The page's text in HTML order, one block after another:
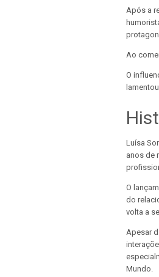
Após a
Ao
O
Luísa
anos de
O
do
volta a
Apesar
Mundo.